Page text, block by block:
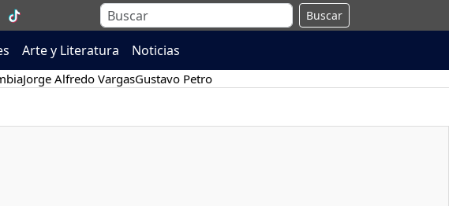
Buscar
Arte y Literatura Noticias
Jorge Alfredo VargasGustavo Petro